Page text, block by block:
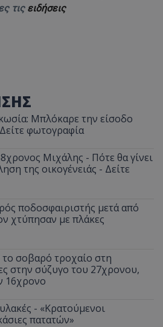
τις ειδήσεις
Μπλόκαρε την είσοδο
φωτογραφία
Μιχάλης - Πότε θα γίνει
της οικογένειάς - Δείτε
ποδοσφαιριστής μετά από
χτύπησαν με πλάκες
το σοβαρό τροχαίο στη
στην σύζυγο του 27χρονου,
16χρονο
- «Κρατούμενοι
πατατών»